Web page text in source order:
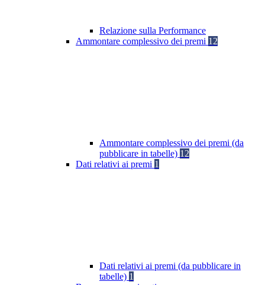
Relazione sulla Performance
Ammontare complessivo dei premi 12
Ammontare complessivo dei premi (da
pubblicare in tabelle) 12
Dati relativi ai premi 1
Dati relativi ai premi (da pubblicare in
tabelle) 1